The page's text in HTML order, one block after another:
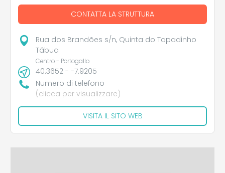
CONTATTA LA STRUTTURA
Rua dos Brandões s/n, Quinta do Tapadinho
Tábua
Centro - Portogallo
40.3652 - -7.9205
Numero di telefono
(clicca per visualizzare)
VISITA IL SITO WEB